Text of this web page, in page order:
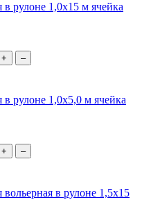
в рулоне 1,0х15 м ячейка
+
–
в рулоне 1,0х5,0 м ячейка
+
–
в рулоне 1,5х15